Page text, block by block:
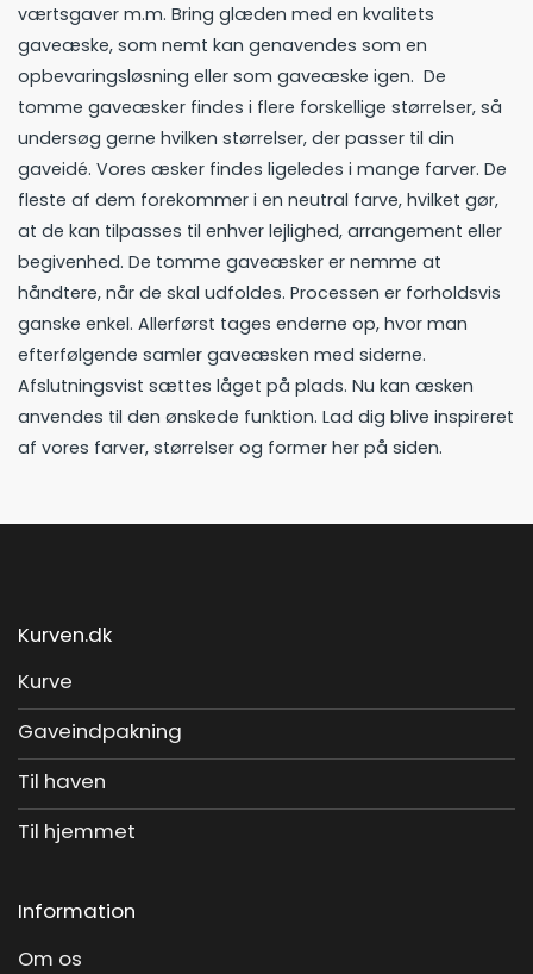
værtsgaver m.m. Bring glæden med en kvalitets
gaveæske, som nemt kan genavendes som en
opbevaringsløsning eller som gaveæske igen. De
tomme gaveæsker findes i flere forskellige størrelser, så
undersøg gerne hvilken størrelser, der passer til din
gaveidé. Vores æsker findes ligeledes i mange farver. De
fleste af dem forekommer i en neutral farve, hvilket gør,
at de kan tilpasses til enhver lejlighed, arrangement eller
begivenhed. De tomme gaveæsker er nemme at
håndtere, når de skal udfoldes. Processen er forholdsvis
ganske enkel. Allerførst tages enderne op, hvor man
efterfølgende samler gaveæsken med siderne.
Afslutningsvist sættes låget på plads. Nu kan æsken
anvendes til den ønskede funktion. Lad dig blive inspireret
af vores farver, størrelser og former her på siden.
Kurven.dk
Kurve
Gaveindpakning
Til haven
Til hjemmet
Information
Om os